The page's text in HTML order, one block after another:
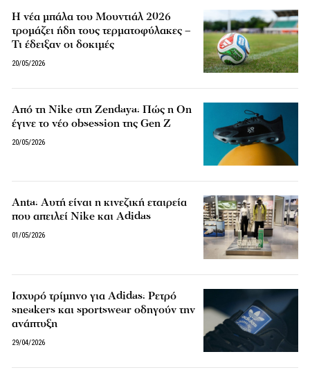
Η νέα μπάλα του Μουντιάλ 2026
τρομάζει ήδη τους τερματοφύλακες –
Τι έδειξαν οι δοκιμές
20/05/2026
Από τη Nike στη Zendaya: Πώς η On
έγινε το νέο obsession της Gen Z
20/05/2026
Anta: Αυτή είναι η κινεζική εταιρεία
που απειλεί Nike και Adidas
01/05/2026
Ισχυρό τρίμηνο για Adidas: Ρετρό
sneakers και sportswear οδηγούν την
ανάπτυξη
29/04/2026